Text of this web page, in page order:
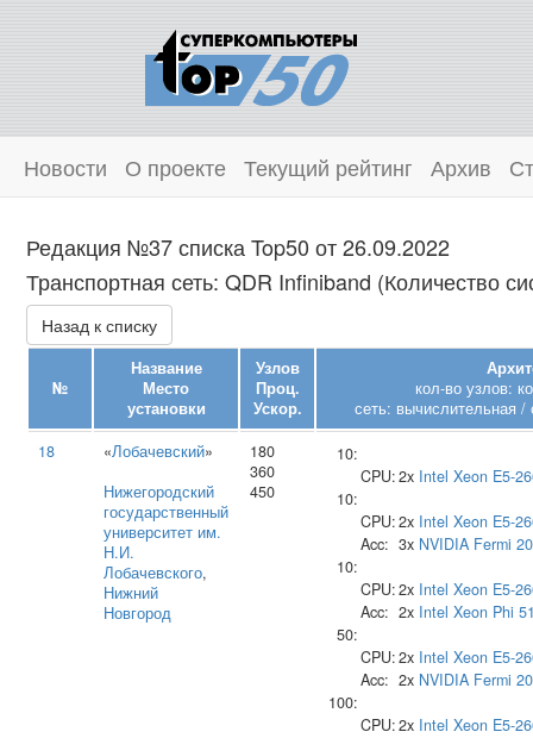
Новости О проекте Текущий рейтинг Архив
Редакция №37 списка Top50 от 26.09.2022
Транспортная сеть: QDR Infiniband (Количество
Назад к списку
№
Название
Место
установки
Узлов
Проц.
Ускор.
кол-во узлов:
сеть: вычислительная /
18
«Лобачевский»
Нижегородский
государственный
университет им.
Н.И.
Лобачевского,
Нижний
Новгород
180
360
450
10:
CPU:2x Intel Xeon E5-
10:
CPU:2x Intel Xeon E5-
Acc: 3x NVIDIA Fermi
10:
CPU:2x Intel Xeon E5-
Acc: 2x Intel Xeon Phi
50:
CPU:2x Intel Xeon E5-
Acc: 2x NVIDIA Fermi
100:
CPU:2x Intel Xeon E5-